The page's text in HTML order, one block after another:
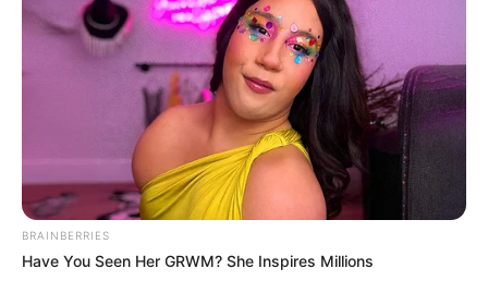
O jornalismo do JASB - Jornal dos Agentes de Saúde do Brasil
precisa de vocêpara continuar marcando ponto na vida da
Faça doação para o site
. Sua colaboração é
fundamental para seguirmos combatendo o bom combate com a
independência que você conhece. A partir de qualquer valor, você
pode fazer a diferença. Muito Obrigado!
Veja como doar aqui!
BRAINBERRIES
Have You Seen Her GRWM? She Inspires Millions